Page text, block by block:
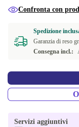
Disponibile in altre
FI (finlandese)
DK (danese)
Confronta con
Spedizione
Garanzia di reso
Consegna incl.:
Servizi aggiuntivi